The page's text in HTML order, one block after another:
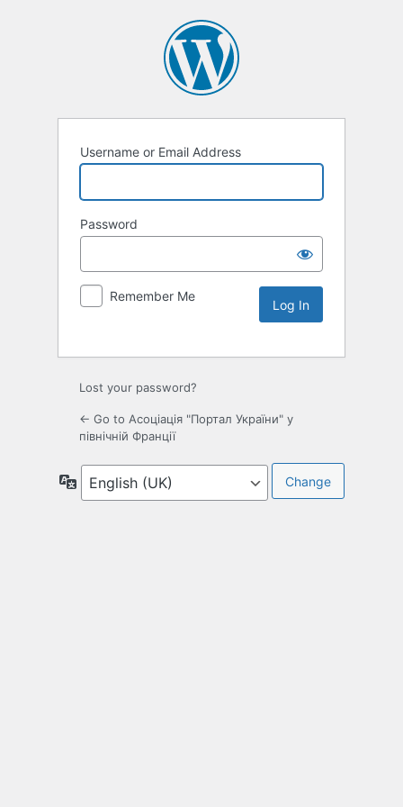
Username or Email Address
Password
Remember Me
Lost your password?
← Go to Асоціація "Портал України" у
північній Франції
Language